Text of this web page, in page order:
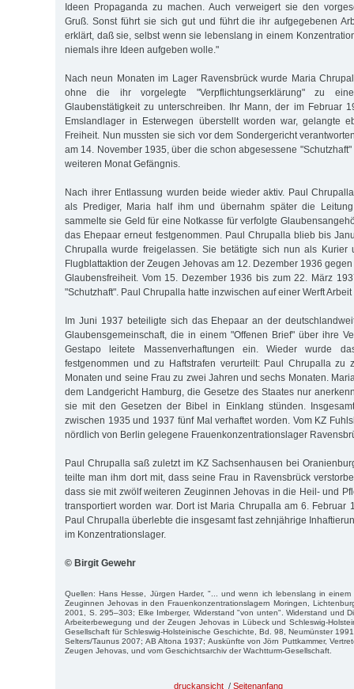
Ideen Propaganda zu machen. Auch verweigert sie den
Gruß. Sonst führt sie sich gut und führt die ihr aufgegebenen
erklärt, daß sie, selbst wenn sie lebenslang in einem
niemals ihre Ideen aufgeben wolle."
Nach neun Monaten im Lager Ravensbrück wurde Maria
ohne die ihr vorgelegte "Verpflichtungserklärung" zu
Glaubenstätigkeit zu unterschreiben. Ihr Mann, der im Februar
Emslandlager in Esterwegen überstellt worden war, gelangte
Freiheit. Nun mussten sie sich vor dem Sondergericht
am 14. November 1935, über die schon abgesessene
weiteren Monat Gefängnis.
Nach ihrer Entlassung wurden beide wieder aktiv. Paul
als Prediger, Maria half ihm und übernahm später die
sammelte sie Geld für eine Notkasse für verfolgte
das Ehepaar erneut festgenommen. Paul Chrupalla blieb bis
Chrupalla wurde freigelassen. Sie betätigte sich nun als Kurier
Flugblattaktion der Zeugen Jehovas am 12. Dezember 1936
Glaubensfreiheit. Vom 15. Dezember 1936 bis zum 22. März
"Schutzhaft". Paul Chrupalla hatte inzwischen auf einer Werft
Im Juni 1937 beteiligte sich das Ehepaar an der
Glaubensgemeinschaft, die in einem "Offenen Brief" über ihre
Gestapo leitete Massenverhaftungen ein. Wieder wurde
festgenommen und zu Haftstrafen verurteilt: Paul Chrupalla zu
Monaten und seine Frau zu zwei Jahren und sechs Monaten.
dem Landgericht Hamburg, die Gesetze des Staates nur
sie mit den Gesetzen der Bibel in Einklang stünden.
zwischen 1935 und 1937 fünf Mal verhaftet worden. Vom KZ
nördlich von Berlin gelegene Frauenkonzentrationslager
Paul Chrupalla saß zuletzt im KZ Sachsenhausen bei
teilte man ihm dort mit, dass seine Frau in Ravensbrück
dass sie mit zwölf weiteren Zeuginnen Jehovas in die Heil- und
transportiert worden war. Dort ist Maria Chrupalla am 6. Februar
Paul Chrupalla überlebte die insgesamt fast zehnjährige
im Konzentrationslager.
© Birgit Gewehr
Quellen: Hans Hesse, Jürgen Harder, "... und wenn ich lebenslang in
Zeuginnen Jehovas in den Frauenkonzentrationslagern Moringen,
2001, S. 295–303; Elke Imberger, Widerstand "von unten". Widerstand und
Arbeiterbewegung und der Zeugen Jehovas in Lübeck und Schleswig-
Gesellschaft für Schleswig-Holsteinische Geschichte, Bd. 98, Neumünster
Selters/Taunus 2007; AB Altona 1937; Auskünfte von Jörn Puttkammer,
Zeugen Jehovas, und vom Geschichtsarchiv der Wachtturm-Gesellschaft.
druckansicht / Seitenanfang